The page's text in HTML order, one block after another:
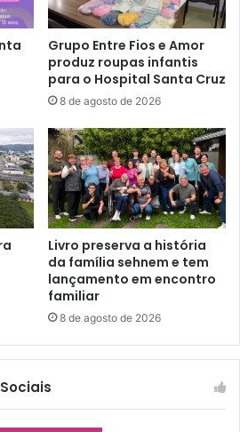
Grupo Entre Fios e Amor
produz roupas infantis
para o Hospital Santa Cruz
8 de agosto de 2026
Livro preserva a história
da família sehnem e tem
lançamento em encontro
familiar
8 de agosto de 2026